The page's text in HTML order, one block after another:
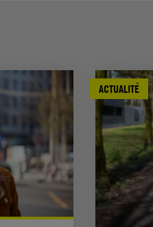
ACTUALITÉ